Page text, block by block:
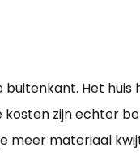
buitenkant. Het
kosten zijn echter
meer materiaal